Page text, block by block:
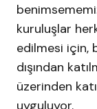
kuruluşlar
edilmesi için,
dışından
üzerinden